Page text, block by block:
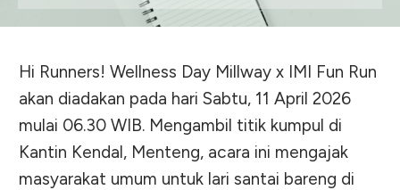
Hi Runners! Wellness Day Millway x IMI Fun Run
akan diadakan pada hari Sabtu, 11 April 2026
mulai 06.30 WIB. Mengambil titik kumpul di
Kantin Kendal, Menteng, acara ini mengajak
masyarakat umum untuk lari santai bareng di